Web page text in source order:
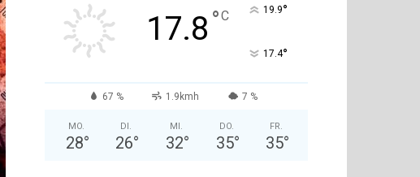
17.8 °C 19.9°
17.4°
67 % 1.9kmh 7 %
MO.
28°
DI.
26°
MI.
32°
DO.
35°
FR.
35°